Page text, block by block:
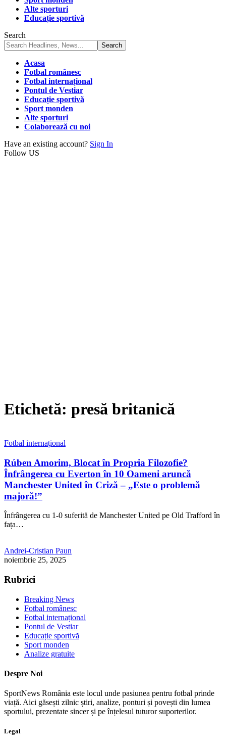
Alte sporturi
Educație sportivă
Search
Acasa
Fotbal românesc
Fotbal internațional
Pontul de Vestiar
Educație sportivă
Sport monden
Alte sporturi
Colaborează cu noi
Have an existing account? Sign In
Follow US
Etichetă: presă britanică
Fotbal internațional
Rúben Amorim, Blocat în Propria Filozofie?
Înfrângerea cu Everton în 10 Oameni aruncă
Manchester United în Criză – „Este o problemă
majoră!”
Înfrângerea cu 1-0 suferită de Manchester United pe Old Trafford în
fața…
Andrei-Cristian Paun
noiembrie 25, 2025
Rubrici
Breaking News
Fotbal românesc
Fotbal internațional
Pontul de Vestiar
Educație sportivă
Sport monden
Analize gratuite
Despre Noi
SportNews România este locul unde pasiunea pentru fotbal prinde
viață. Aici găsești zilnic știri, analize, ponturi și povești din lumea
sportului, prezentate sincer și pe înțelesul tuturor suporterilor.
Legal